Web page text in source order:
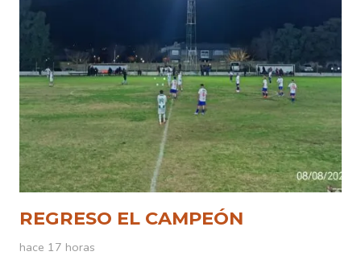
REGRESO EL CAMPEÓN
hace 17 horas